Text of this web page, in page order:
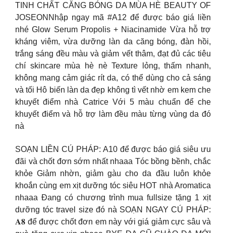
TINH CHẤT CĂNG BÓNG DA MÙA HÈ BEAUTY OF
JOSEONNhập ngay mã #A12 để được báo giá liền
nhé Glow Serum Propolis + Niacinamide Vừa hỗ trợ
kháng viêm, vừa dưỡng làn da căng bóng, đàn hồi,
trắng sáng đều màu và giảm vết thâm, đạt đủ các tiêu
chí skincare mùa hè nè Texture lỏng, thấm nhanh,
không mang cảm giác rít da, có thể dùng cho cả sáng
và tối Hô biến làn da đẹp không tì vết nhờ em kem che
khuyết điểm nhà Catrice Với 5 màu chuẩn để che
khuyết điểm và hỗ trợ làm đều màu từng vùng da đó
nà
SOẠN LIỀN CÚ PHÁP: A10 để được báo giá siêu ưu
đãi và chốt đơn sớm nhất nhaaa Tóc bồng bềnh, chắc
khỏe Giảm nhờn, giảm gàu cho da đầu luôn khỏe
khoắn cùng em xịt dưỡng tóc siêu HOT nhà Aromatica
nhaaa Đang có chương trình mua fullsize tặng 1 xịt
dưỡng tóc travel size đó nà SOẠN NGAY CÚ PHÁP:
𝐀𝟖 để được chốt đơn em này với giá giảm cực sâu và